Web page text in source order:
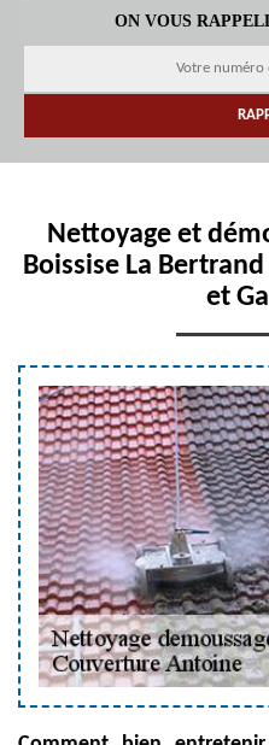
ON VOUS
Nettoyage et
Boissise La
et